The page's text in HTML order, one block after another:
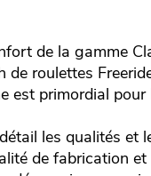
de la gamme
roulettes
est primordial
les qualités
de fabrication